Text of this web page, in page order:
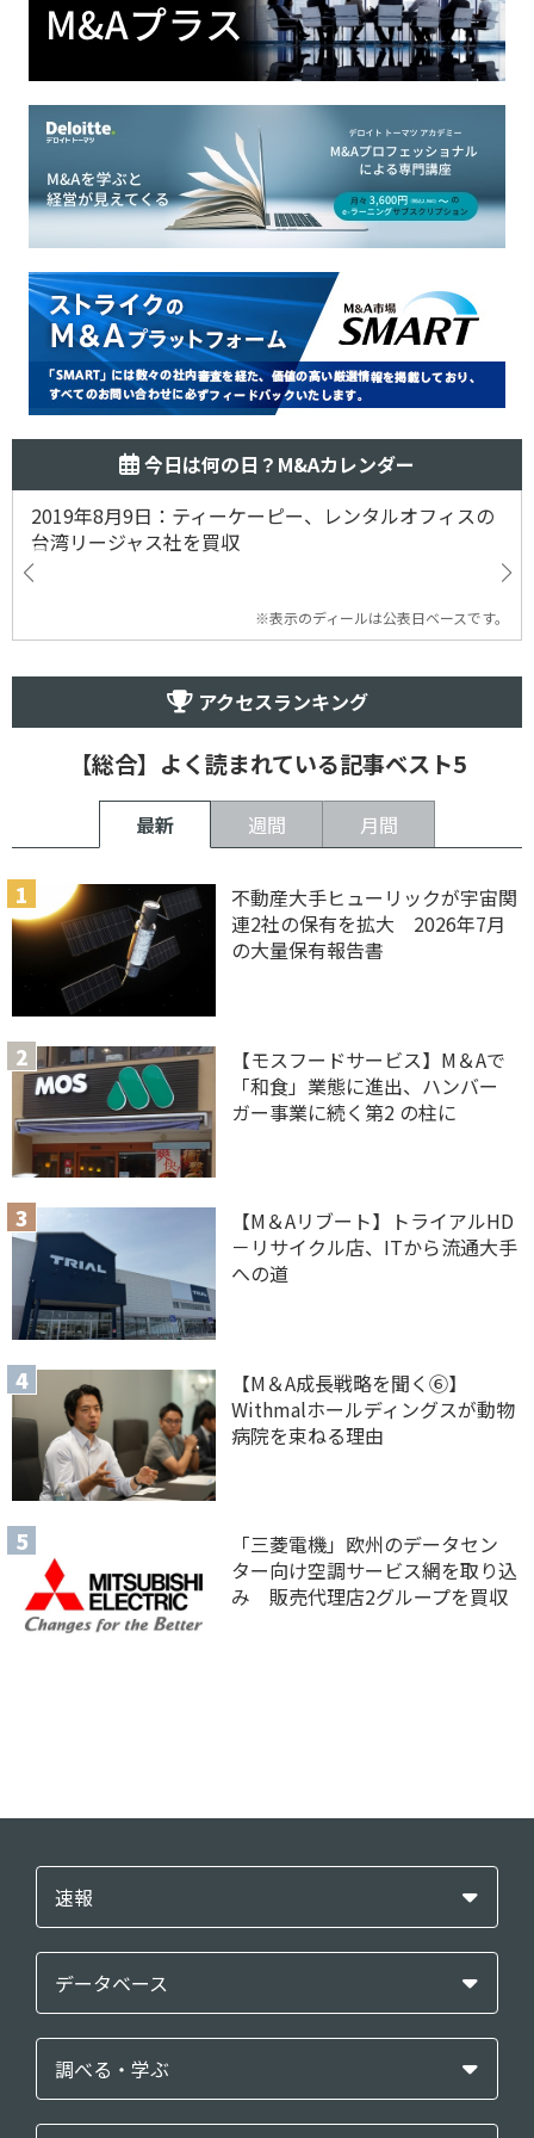
今日は何の日？M&Aカレンダー
2019年8月9日：ティーケーピー、レンタルオフィスの
台湾リージャス社を買収
※表示のディールは公表日ベースです。
アクセスランキング
【総合】よく読まれている記事ベスト5
最新 週間 月間
不動産大手ヒューリックが宇宙関
連2社の保有を拡大 2026年7月
の大量保有報告書
【モスフードサービス】M＆Aで
「和食」業態に進出、ハンバー
ガー事業に続く第2 の柱に
【M＆Aリブート】トライアルHD
－リサイクル店、ITから流通大手
への道
【M＆A 成長戦略を聞く⑥】
Withmalホールディングスが動物
病院を束ねる理由
「三菱電機」欧州のデータセン
ター向け空調サービス網を取り込
み 販売代理店2グループを買収
速報
データベース
調べる・学ぶ